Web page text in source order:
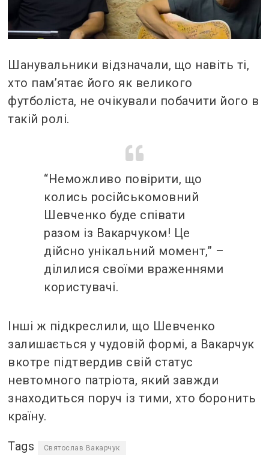
Шанувальники відзначали, що навіть ті,
хто пам’ятає його як великого
футболіста, не очікували побачити його в
такій ролі.
“Неможливо повірити, що
колись російськомовний
Шевченко буде співати
разом із Вакарчуком! Це
дійсно унікальний момент,” –
ділилися своїми враженнями
користувачі.
Інші ж підкреслили, що Шевченко
залишається у чудовій формі, а Вакарчук
вкотре підтвердив свій статус
невтомного патріота, який завжди
знаходиться поруч із тими, хто боронить
країну.
Tags Святослав Вакарчук